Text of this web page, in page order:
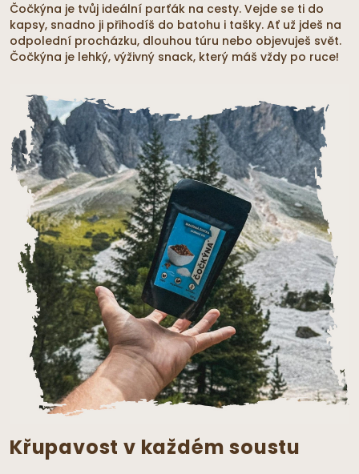
Čočkýna je tvůj ideální parťák na cesty. Vejde se ti do
kapsy, snadno ji přihodíš do batohu i tašky. Ať už jdeš na
odpolední procházku, dlouhou túru nebo objevuješ svět.
Čočkýna je lehký, výživný snack, který máš vždy po ruce!
Křupavost v každém soustu